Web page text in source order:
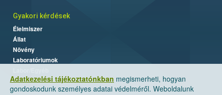
Adatkezelési tájékoztatónkban megismerheti, hogyan
gondoskodunk személyes adatai védelméről. Weboldalunk
Gyakori kérdések
Élelmiszer
Állat
Növény
Laboratóriumok